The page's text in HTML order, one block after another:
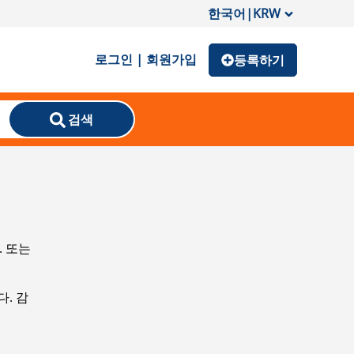
한국어|KRW
로그인 | 회원가입 등록하기
검색
또는
. 감